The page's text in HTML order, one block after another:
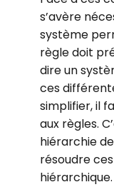
s’avère
système
règle doit
dire un
ces
simplifier, il
aux règles.
hiérarchie
résoudre
hiérarchique.